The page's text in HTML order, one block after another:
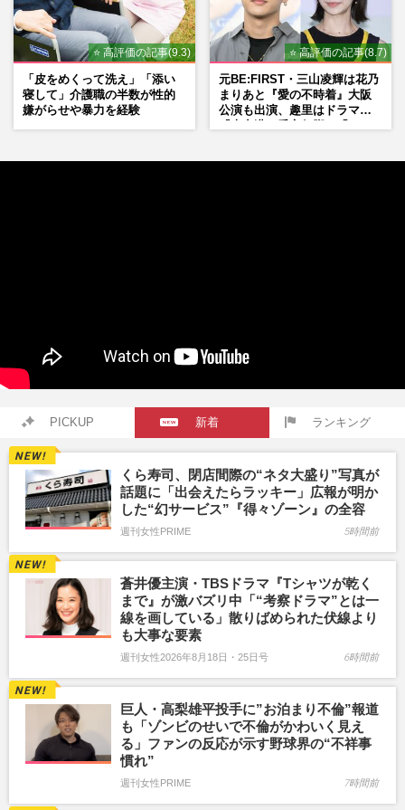
⭐ 高評価の記事(9.3)
「皮をめくって洗え」「添い
寝して」介護職の半数が性的
嫌がらせや暴力を経験
⭐ 高評価の記事(8.7)
元BE:FIRST・三山凌輝は花乃
まりあと『愛の不時着』大阪
公演も出演、趣里はドラマ
PICKUP 新着 ランキング
くら寿司、閉店間際の“ネタ大盛り”写真が
話題に「出会えたらラッキー」広報が明か
した“幻サービス”『得々ゾーン』の全容
週刊女性PRIME 5時間前
蒼井優主演・TBSドラマ『Tシャツが乾く
まで』が激バズリ中「“考察ドラマ”とは一
線を画している」散りばめられた伏線より
も大事な要素
週刊女性2026年8月18日・25日号 6時間前
巨人・高梨雄平投手に”お泊まり不倫”報道
も「ゾンビのせいで不倫がかわいく見え
る」ファンの反応が示す野球界の“不祥事
慣れ”
週刊女性PRIME 7時間前